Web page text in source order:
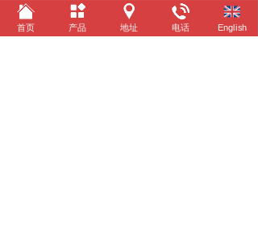
首页 产品 地址 电话 English